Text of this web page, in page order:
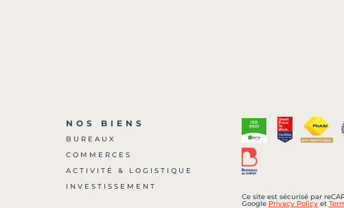
NOS BIENS
BUREAUX
COMMERCES
ACTIVITÉ & LOGISTIQUE
INVESTISSEMENT
Ce site est sécurisé par
Google Privacy Policyet